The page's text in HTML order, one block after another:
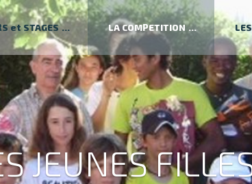
et STAGES LA COMPETITION
JEUNES